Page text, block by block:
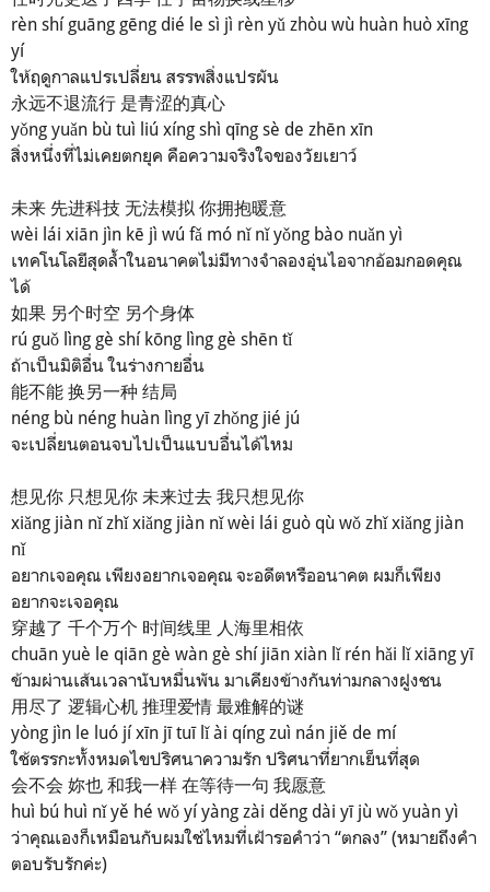
rèn shí guāng gēng dié le sì jì rèn yǔ zhòu wù huàn huò xīng
yí
ให้ฤดูกาลแปรเปลี่ยน สรรพสิ่งแปรผัน
永远不退流行 是青涩的真心
yǒng yuǎn bù tuì liú xíng shì qīng sè de zhēn xīn
สิ่งหนึ่งที่ไม่เคยตกยุค คือความจริงใจของวัยเยาว์
未来 先进科技 无法模拟 你拥抱暖意
wèi lái xiān jìn kē jì wú fǎ mó nǐ nǐ yǒng bào nuǎn yì
เทคโนโลยีสุดล้ำในอนาคตไม่มีทางจำลองอุ่นไอจากอ้อมกอดคุณ
ได้
如果 另个时空 另个身体
rú guǒ lìng gè shí kōng lìng gè shēn tǐ
ถ้าเป็นมิติอื่น ในร่างกายอื่น
能不能 换另一种 结局
néng bù néng huàn lìng yī zhǒng jié jú
จะเปลี่ยนตอนจบไปเป็นแบบอื่นได้ไหม
想见你 只想见你 未来过去 我只想见你
xiǎng jiàn nǐ zhǐ xiǎng jiàn nǐ wèi lái guò qù wǒ zhǐ xiǎng jiàn
nǐ
อยากเจอคุณ เพียงอยากเจอคุณ จะอดีตหรืออนาคต ผมก็เพียง
อยากจะเจอคุณ
穿越了 千个万个 时间线里 人海里相依
chuān yuè le qiān gè wàn gè shí jiān xiàn lǐ rén hǎi lǐ xiāng yī
ข้ามผ่านเส้นเวลานับหมื่นพัน มาเคียงข้างกันท่ามกลางฝูงชน
用尽了 逻辑心机 推理爱情 最难解的谜
yòng jìn le luó jí xīn jī tuī lǐ ài qíng zuì nán jiě de mí
ใช้ตรรกะทั้งหมดไขปริศนาความรัก ปริศนาที่ยากเย็นที่สุด
会不会 妳也 和我一样 在等待一句 我愿意
huì bú huì nǐ yě hé wǒ yí yàng zài děng dài yī jù wǒ yuàn yì
ว่าคุณเองก็เหมือนกับผมใช่ไหมที่เฝ้ารอคำว่า “ตกลง” (หมายถึงคำ
ตอบรับรักค่ะ)